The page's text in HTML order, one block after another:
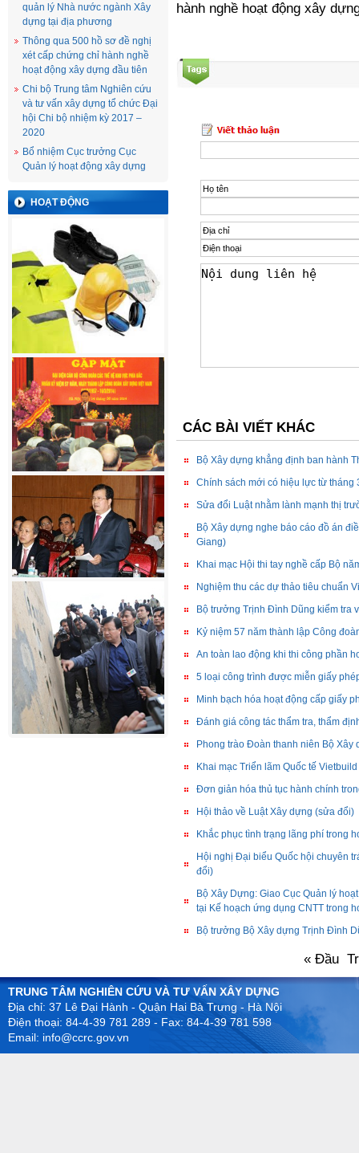
quản lý Nhà nước ngành Xây
dựng tại địa phương
Thông qua 500 hồ sơ đề nghị
xét cấp chứng chỉ hành nghề
hoạt động xây dựng đầu tiên
Chi bộ Trung tâm Nghiên cứu
và tư vấn xây dựng tổ chức Đại
hội Chi bộ nhiệm kỳ 2017 –
2020
Bổ nhiệm Cục trưởng Cục
Quản lý hoạt động xây dựng
HOẠT ĐỘNG
hành nghề hoạt động xây
CÁC BÀI VIẾT KHÁC
Bộ Xây dựng khẳng định ban hành
Chính sách mới có hiệu lực từ tháng
Sửa đổi Luật nhằm lành mạnh thị
Bộ Xây dựng nghe báo cáo đồ án
Giang)
Khai mạc Hội thi tay nghề cấp Bộ
Nghiệm thu các dự thảo tiêu chuẩn
Bộ trưởng Trịnh Đình Dũng kiểm tra
Kỷ niệm 57 năm thành lập Công
An toàn lao động khi thi công phần
5 loại công trình được miễn giấy
Minh bạch hóa hoạt động cấp giấy
Đánh giá công tác thẩm tra, thẩm
Phong trào Đoàn thanh niên Bộ
Khai mạc Triển lãm Quốc tế
Đơn giản hóa thủ tục hành chính
Hội thảo về Luật Xây dựng (sửa đổi)
Khắc phục tình trạng lãng phí trong
Hội nghị Đại biểu Quốc hội chuyên
đổi)
Bộ Xây Dựng: Giao Cục Quản lý
tại Kế hoạch ứng dụng CNTT trong
Bộ trưởng Bộ Xây dựng Trịnh Đình
« Đầu
TRUNG TÂM NGHIÊN CỨU VÀ TƯ VẤN XÂY DỰNG
Địa chỉ: 37 Lê Đại Hành - Quận Hai Bà Trưng - Hà Nội
Điện thoại: 84-4-39 781 289 - Fax: 84-4-39 781 598
Email: info@ccrc.gov.vn